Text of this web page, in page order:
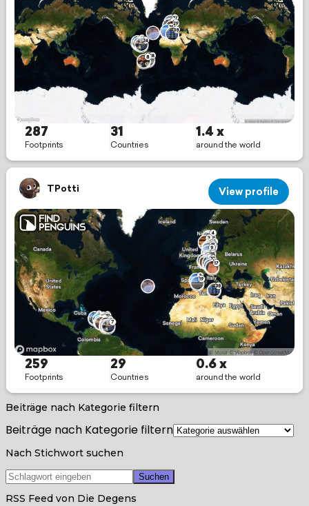
Beiträge nach Kategorie filtern
Beiträge nach Kategorie filtern
Nach Stichwort suchen
RSS Feed von Die Degens